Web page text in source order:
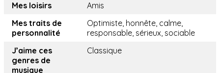
Mes loisirs
Amis
Mes traits de
personnalité
Optimiste, honnête, calme,
responsable, sérieux, sociable
J’aime ces
genres de
musique
Classique